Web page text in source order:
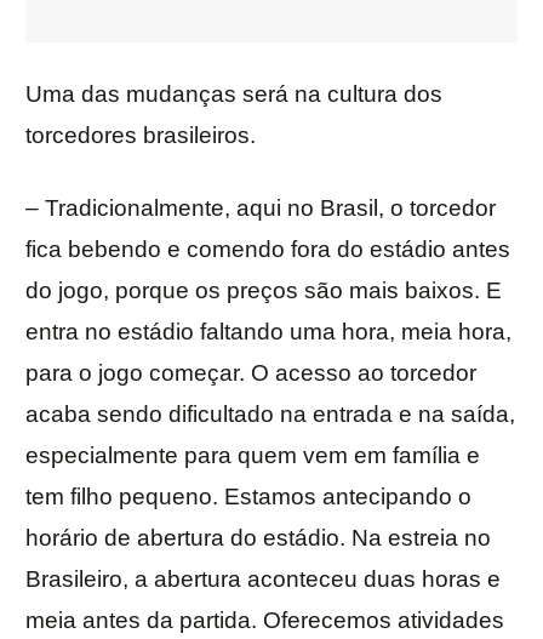
Uma das mudanças será na cultura dos
torcedores brasileiros.
– Tradicionalmente, aqui no Brasil, o torcedor
fica bebendo e comendo fora do estádio antes
do jogo, porque os preços são mais baixos. E
entra no estádio faltando uma hora, meia hora,
para o jogo começar. O acesso ao torcedor
acaba sendo dificultado na entrada e na saída,
especialmente para quem vem em família e
tem filho pequeno. Estamos antecipando o
horário de abertura do estádio. Na estreia no
Brasileiro, a abertura aconteceu duas horas e
meia antes da partida. Oferecemos atividades